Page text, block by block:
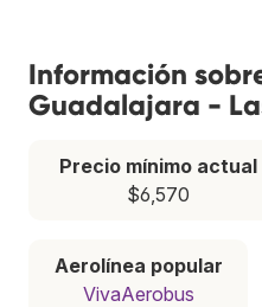
Información
Guadalajara -
Precio mínimo actual
$6,570
Aerolínea popular
VivaAerobus